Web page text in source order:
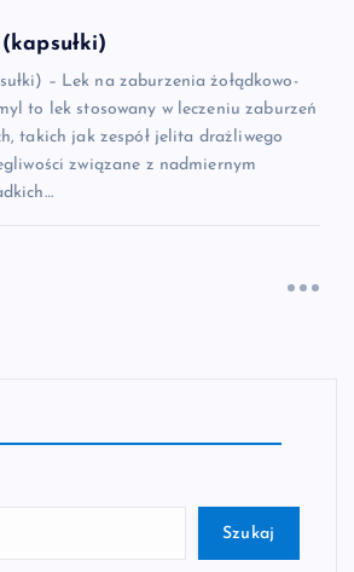
– Lek na zaburzenia żołądkowo-
to lek stosowany w leczeniu zaburzeń
takich jak zespół jelita drażliwego
związane z nadmiernym
Szukaj